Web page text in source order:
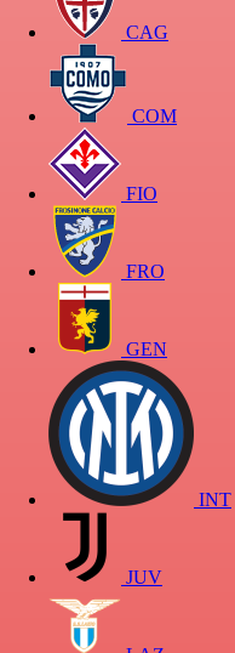
CAG
COM
FIO
FRO
GEN
INT
JUV